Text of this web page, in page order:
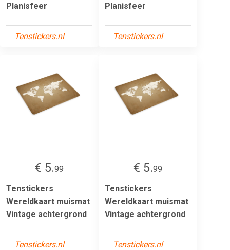
Planisfeer
Tenstickers.nl
Planisfeer
Tenstickers.nl
€ 5.99
Tenstickers
Wereldkaart muismat
Vintage achtergrond
Tenstickers.nl
€ 5.99
Tenstickers
Wereldkaart muismat
Vintage achtergrond
Tenstickers.nl